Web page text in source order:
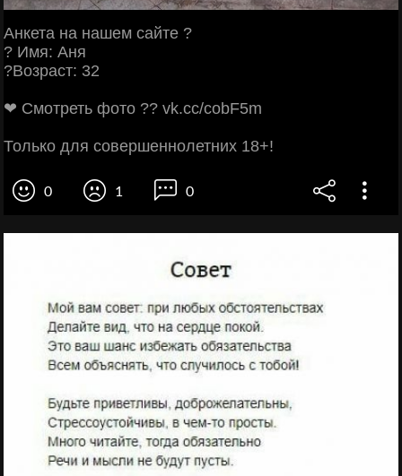
Анкета на нашем сайте ?
? Имя: Аня
?Возраст: 32
❤ Смотреть фото ?? vk.cc/cobF5m
Только для совершеннолетних 18+!
0 1 0